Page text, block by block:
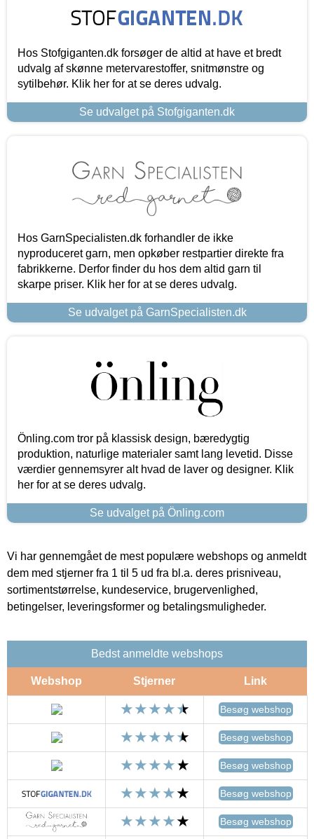
Hos Stofgiganten.dk forsøger de altid at have et bredt
udvalg af skønne metervarestoffer, snitmønstre og
sytilbehør. Klik her for at se deres udvalg.
Se udvalget på Stofgiganten.dk
Hos GarnSpecialisten.dk forhandler de ikke
nyproduceret garn, men opkøber restpartier direkte fra
fabrikkerne. Derfor finder du hos dem altid garn til
skarpe priser. Klik her for at se deres udvalg.
Se udvalget på GarnSpecialisten.dk
Önling.com tror på klassisk design, bæredygtig
produktion, naturlige materialer samt lang levetid. Disse
værdier gennemsyrer alt hvad de laver og designer. Klik
her for at se deres udvalg.
Se udvalget på Önling.com
Vi har gennemgået de mest populære webshops og anmeldt
dem med stjerner fra 1 til 5 ud fra bl.a. deres prisniveau,
sortimentstørrelse, kundeservice, brugervenlighed,
betingelser, leveringsformer og betalingsmuligheder.
Bedst anmeldte webshops
Webshop Stjerner Link
Besøg webshop
Besøg webshop
Besøg webshop
Besøg webshop
Besøg webshop